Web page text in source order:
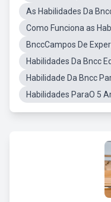
As Habilidades Da
Como Funciona as
BnccCampos De
Habilidades Da Bncc
Habilidade Da Bncc
Habilidades ParaO 5